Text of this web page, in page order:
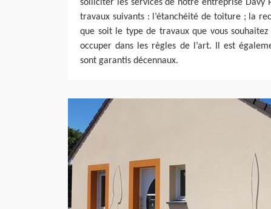
solliciter les services de notre entreprise Davy
travaux suivants : l’étanchéité de toiture ; la
que soit le type de travaux que vous
occuper dans les règles de l’art. Il est
sont garantis décennaux.